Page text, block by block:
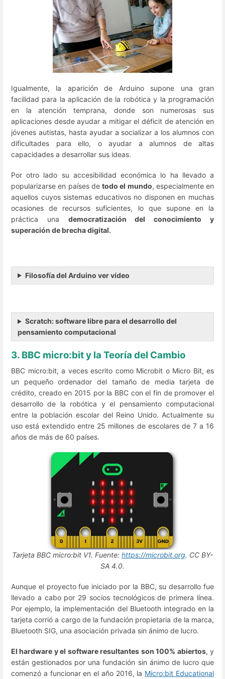
Igualmente, la aparición de Arduino supone una gran
facilidad para la aplicación de la robótica y la programación
en la atención temprana, donde son numerosas sus
aplicaciones desde ayudar a mitigar el déficit de atención en
jóvenes autistas, hasta ayudar a socializar a los alumnos con
dificultades para ello, o ayudar a alumnos de altas
capacidades a desarrollar sus ideas.
Por otro lado su accesibilidad económica lo ha llevado a
popularizarse en países de todo el mundo, especialmente en
aquellos cuyos sistemas educativos no disponen en muchas
ocasiones de recursos suficientes, lo que supone en la
práctica una democratización del conocimiento y
superación de brecha digital.
Filosofía del Arduino ver vídeo
Scratch: software libre para el desarrollo del
pensamiento computacional
3. BBC micro:bit y la Teoría del Cambio
BBC micro:bit, a veces escrito como Microbit o Micro Bit, es
un pequeño ordenador del tamaño de media tarjeta de
crédito, creado en 2015 por la BBC con el fin de promover el
desarrollo de la robótica y el pensamiento computacional
entre la población escolar del Reino Unido. Actualmente su
uso está extendido entre 25 millones de escolares de 7 a 16
años de más de 60 países.
Tarjeta BBC micro:bit V1. Fuente: https://microbit.org. CC BY-
SA 4.0.
Aunque el proyecto fue iniciado por la BBC, su desarrollo fue
llevado a cabo por 29 socios tecnológicos de primera línea.
Por ejemplo, la implementación del Bluetooth integrado en la
tarjeta corrió a cargo de la fundación propietaria de la marca,
Bluetooth SIG, una asociación privada sin ánimo de lucro.
El hardware y el software resultantes son 100% abiertos, y
están gestionados por una fundación sin ánimo de lucro que
comenzó a funcionar en el año 2016, la Micro:bit Educational